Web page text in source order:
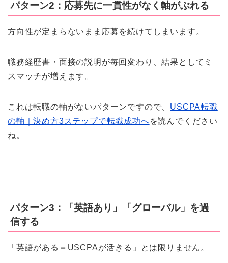
パターン2：応募先に一貫性がなく軸がぶれる
方向性が定まらないまま応募を続けてしまいます。
職務経歴書・面接の説明が毎回変わり、結果としてミ
スマッチが増えます。
これは転職の軸がないパターンですので、 USCPA転職
の軸｜決め方3ステップで転職成功へを読んでください
ね。
パターン3：「英語あり」「グローバル」を過
信する
「英語がある＝USCPAが活きる」とは限りません。